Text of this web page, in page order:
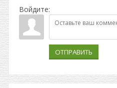
Войдите:
ОТПРАВИТЬ